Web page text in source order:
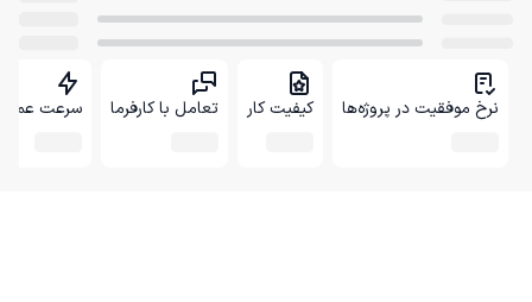
نرخ موفقیت در پروژه‌ها کیفیت کار تعامل با کارفرما سرعت عمل